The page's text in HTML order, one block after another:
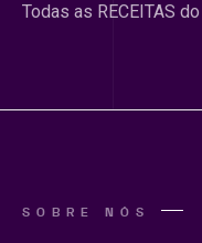
Todas as RECEITAS
SOBRE NÓS